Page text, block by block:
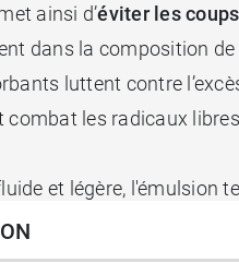
ainsi d’éviter les
dans la composition
luttent contre
combat les radicaux
et légère, l'émulsion
imperceptible et un